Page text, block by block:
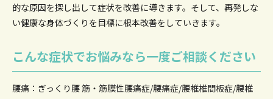
的な原因を探し出して症状を改善に導きます。そして、再発しな
い健康な身体づくりを目標に根本改善をしていきます。
こんな症状でお悩みなら一度ご相談ください
腰痛：ぎっくり腰 筋・筋膜性腰痛症/腰痛症/腰椎椎間板症/腰椎